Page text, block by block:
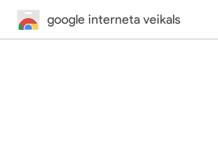
google interneta veikals